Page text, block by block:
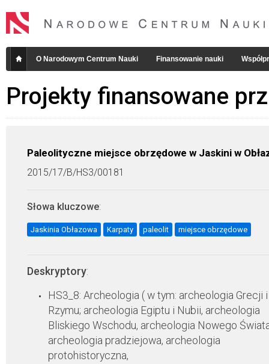
O Narodowym Centrum Nauki Finansowanie nauki
Projekty finansowane
Paleolityczne miejsce obrzędowe w Jaskini w
2015/17/B/HS3/00181
Słowa kluczowe:
Jaskinia Obłazowa Karpaty paleolit miejsce obrzędowe
Deskryptory:
HS3_8: Archeologia ( w tym: archeologia Grecji i
Rzymu; archeologia Egiptu i Nubii, archeologia
Bliskiego Wschodu, archeologia Nowego
archeologia pradziejowa, archeologia
protohistoryczna,